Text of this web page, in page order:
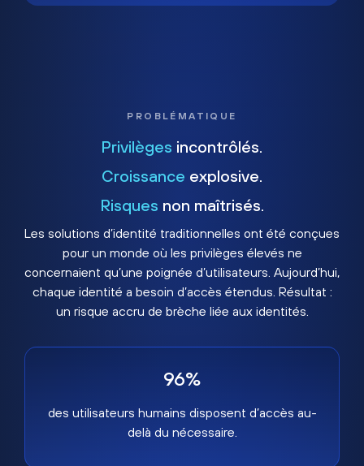
PROBLÉMATIQUE
Privilèges incontrôlés.
Croissance explosive.
Risques non maîtrisés.
Les solutions d’identité traditionnelles ont été conçues
pour un monde où les privilèges élevés ne
concernaient qu’une poignée d’utilisateurs. Aujourd’hui,
chaque identité a besoin d’accès étendus. Résultat :
un risque accru de brèche liée aux identités.
96%
des utilisateurs humains disposent d’accès au-
delà du nécessaire.